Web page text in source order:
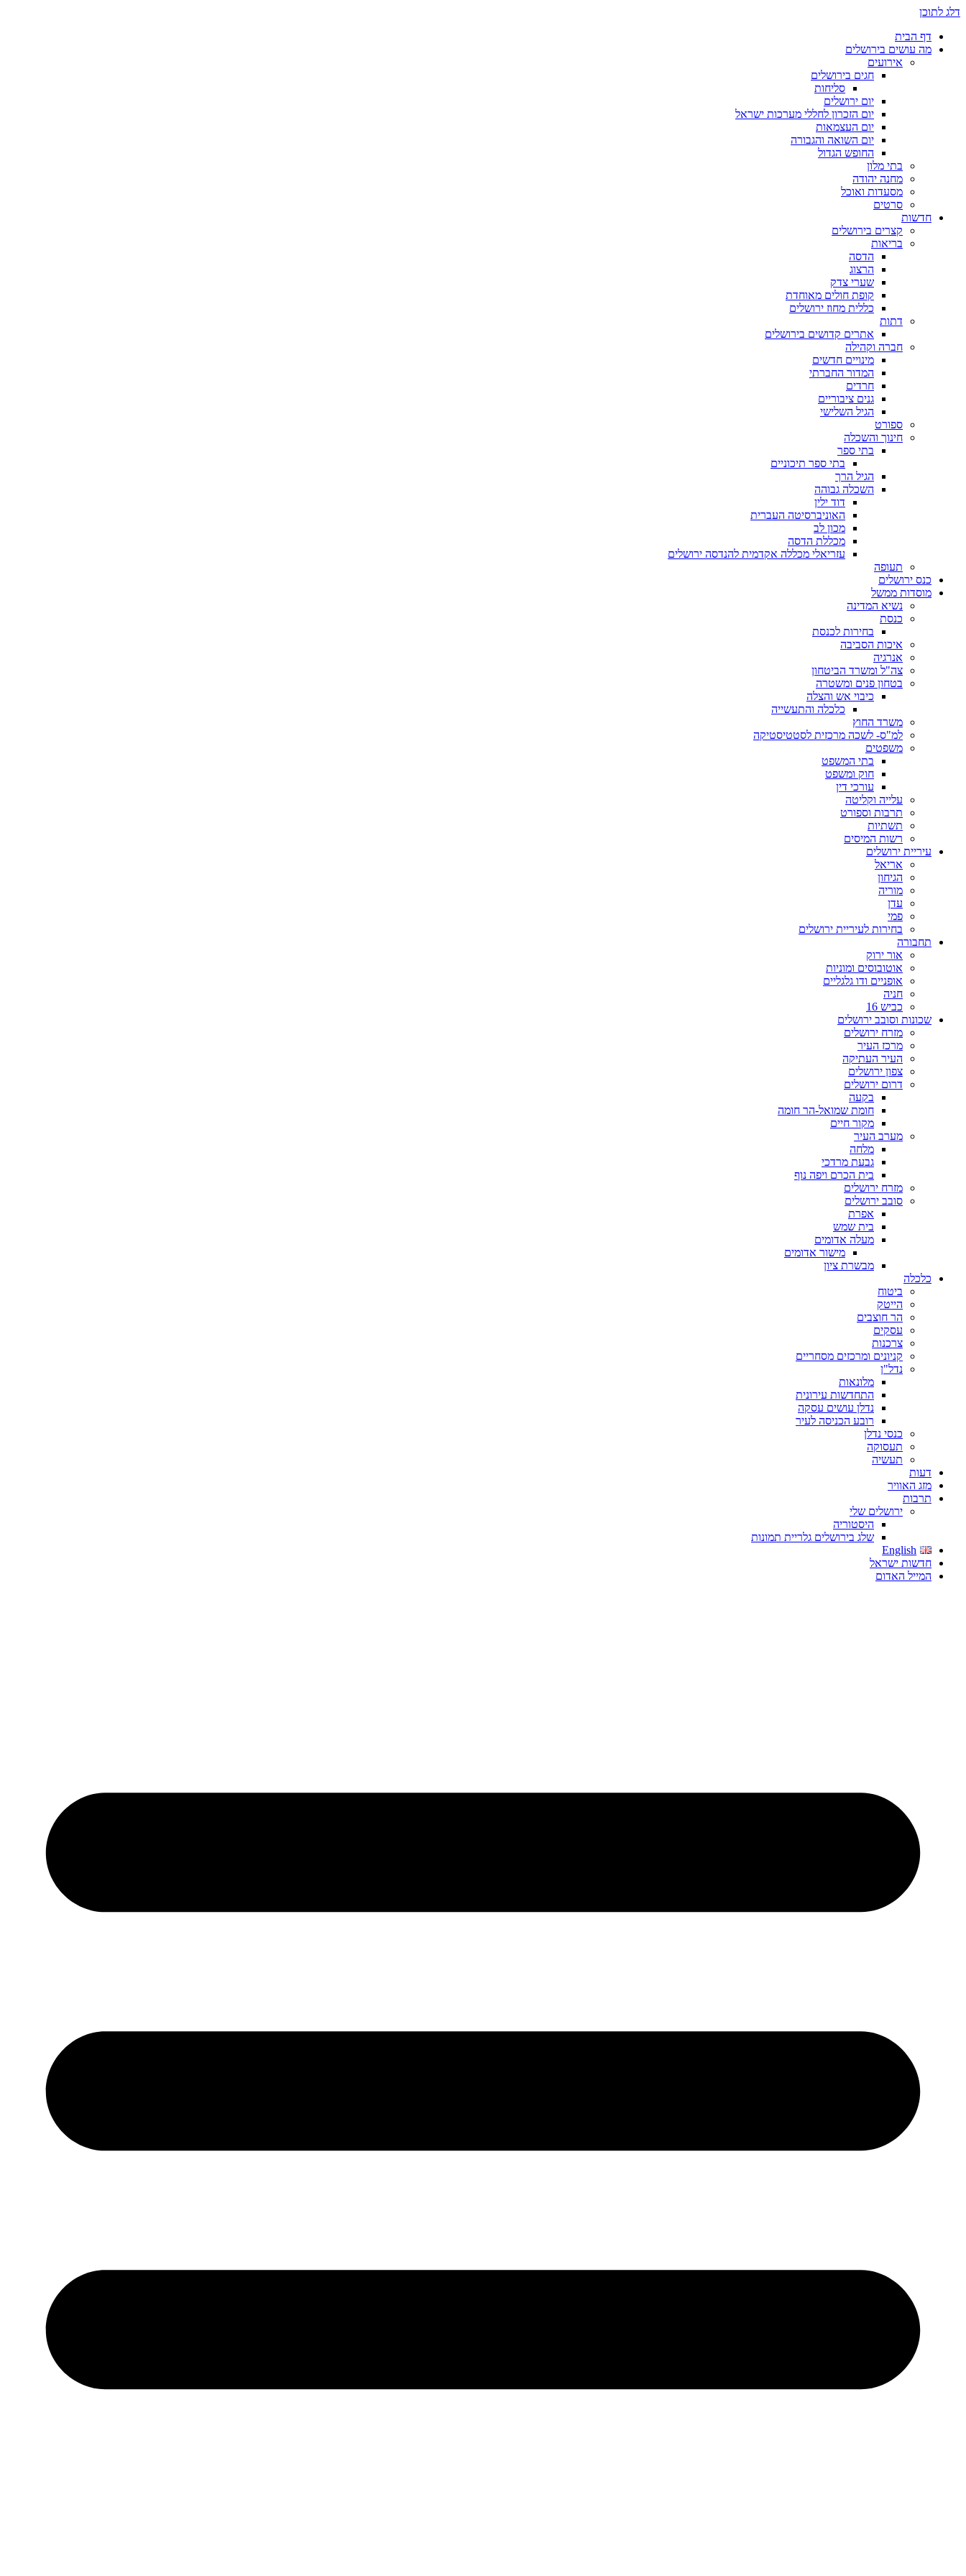
דלג לתוכן
דף הבית
מה עושים בירושלים
אירועים
חגים בירושלים
סליחות
יום ירושלים
יום הזכרון לחללי מערכות ישראל
יום העצמאות
יום השואה והגבורה
החופש הגדול
בתי מלון
מחנה יהודה
מסעדות ואוכל
סרטים
חדשות
קצרים בירושלים
בריאות
הדסה
הרצוג
שערי צדק
קופת חולים מאוחדת
כללית מחוז ירושלים
דתות
אתרים קדושים בירושלים
חברה וקהילה
מינויים חדשים
המדור החברתי
חרדים
גנים ציבוריים
הגיל השלישי
ספורט
חינוך והשכלה
בתי ספר
בתי ספר תיכוניים
הגיל הרך
השכלה גבוהה
דוד ילין
האוניברסיטה העברית
מכון לב
מכללת הדסה
עזריאלי מכללה אקדמית להנדסה ירושלים
תעופה
כנס ירושלים
מוסדות ממשל
נשיא המדינה
כנסת
בחירות לכנסת
איכות הסביבה
אנרגיה
צה"ל ומשרד הביטחון
בטחון פנים ומשטרה
כיבוי אש והצלה
כלכלה והתעשייה
משרד החוץ
למ"ס- לשכה מרכזית לסטטיסטיקה
משפטים
בתי המשפט
חוק ומשפט
עורכי דין
עלייה וקליטה
תרבות וספורט
תשתיות
רשות המיסים
עיריית ירושלים
אריאל
הגיחון
מוריה
עדן
פמי
בחירות לעיריית ירושלים
תחבורה
אור ירוק
אוטובוסים ומוניות
אופניים ודו גלגליים
חניה
כביש 16
שכונות וסובב ירושלים
מזרח ירושלים
מרכז העיר
העיר העתיקה
צפון ירושלים
דרום ירושלים
בקעה
חומת שמואל-הר חומה
מקור חיים
מערב העיר
מלחה
גבעת מרדכי
בית הכרם ויפה נוף
מזרח ירושלים
סובב ירושלים
אפרת
בית שמש
מעלה אדומים
מישור אדומים
מבשרת ציון
כלכלה
ביטוח
הייטק
הר חוצבים
עסקים
צרכנות
קניונים ומרכזים מסחריים
נדל"ן
מלונאות
התחדשות עירונית
נדלן עושים עסקה
רובע הכניסה לעיר
כנסי נדלן
תעסוקה
תעשיה
דעות
מזג האוויר
תרבות
ירושלים שלי
היסטוריה
שלג בירושלים גלריית תמונות
English
חדשות ישראל
המייל האדום